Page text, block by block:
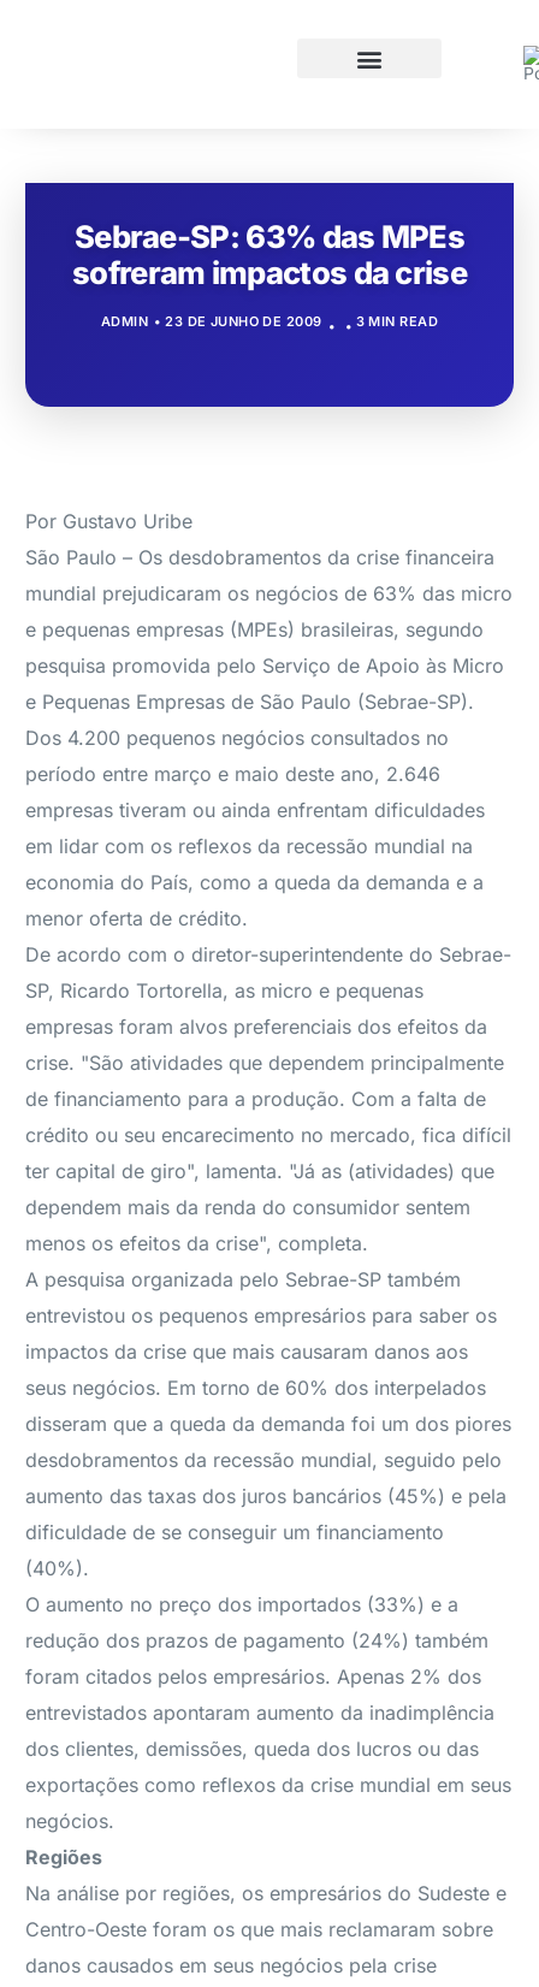
Sebrae-SP: 63% das MPEs
sofreram impactos da crise
ADMIN 23 DE JUNHO DE 2009 3 MIN READ
Por Gustavo Uribe
São Paulo – Os desdobramentos da crise financeira
mundial prejudicaram os negócios de 63% das micro
e pequenas empresas (MPEs) brasileiras, segundo
pesquisa promovida pelo Serviço de Apoio às Micro
e Pequenas Empresas de São Paulo (Sebrae-SP).
Dos 4.200 pequenos negócios consultados no
período entre março e maio deste ano, 2.646
empresas tiveram ou ainda enfrentam dificuldades
em lidar com os reflexos da recessão mundial na
economia do País, como a queda da demanda e a
menor oferta de crédito.
De acordo com o diretor-superintendente do Sebrae-
SP, Ricardo Tortorella, as micro e pequenas
empresas foram alvos preferenciais dos efeitos da
crise. "São atividades que dependem principalmente
de financiamento para a produção. Com a falta de
crédito ou seu encarecimento no mercado, fica difícil
ter capital de giro", lamenta. "Já as (atividades) que
dependem mais da renda do consumidor sentem
menos os efeitos da crise", completa.
A pesquisa organizada pelo Sebrae-SP também
entrevistou os pequenos empresários para saber os
impactos da crise que mais causaram danos aos
seus negócios. Em torno de 60% dos interpelados
disseram que a queda da demanda foi um dos piores
desdobramentos da recessão mundial, seguido pelo
aumento das taxas dos juros bancários (45%) e pela
dificuldade de se conseguir um financiamento
(40%).
O aumento no preço dos importados (33%) e a
redução dos prazos de pagamento (24%) também
foram citados pelos empresários. Apenas 2% dos
entrevistados apontaram aumento da inadimplência
dos clientes, demissões, queda dos lucros ou das
exportações como reflexos da crise mundial em seus
negócios.
Regiões
Na análise por regiões, os empresários do Sudeste e
Centro-Oeste foram os que mais reclamaram sobre
danos causados em seus negócios pela crise